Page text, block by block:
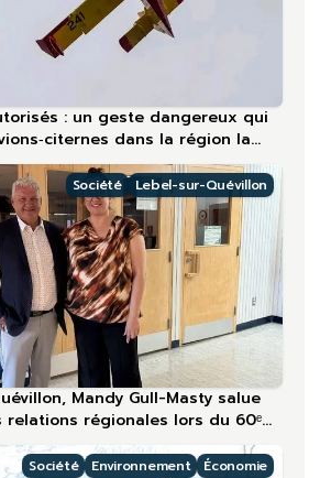
: un geste dangereux qui
dans la région la
2026
Société Lebel-sur-Quévillon
Mandy Gull-Masty salue
relations régionales lors du 60ᵉ
Société Environnement
Économie